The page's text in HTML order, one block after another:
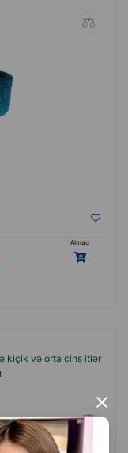
×
Almaq
kiçik və orta cins itlər